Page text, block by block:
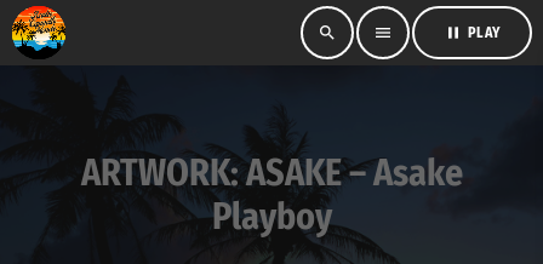
search menu pause PLAY
ARTWORK: ASAKE – Asake
Playboy